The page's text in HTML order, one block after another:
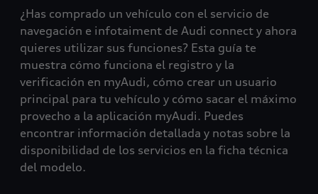
¿Has comprado un vehículo con el servicio de
navegación e infotaiment de Audi connect y ahora
quieres utilizar sus funciones? Esta guía te
muestra cómo funciona el registro y la
verificación en myAudi, cómo crear un usuario
principal para tu vehículo y cómo sacar el máximo
provecho a la aplicación myAudi. Puedes
encontrar información detallada y notas sobre la
disponibilidad de los servicios en la ficha técnica
del modelo.